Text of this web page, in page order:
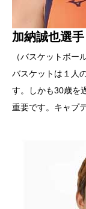
加納誠也選手
（バスケットボー
バスケットは１人
す。しかも30歳を
重要です。キャプ